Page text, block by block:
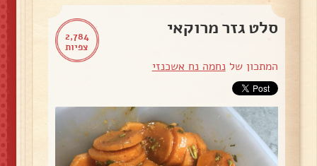
2,784
צפיות
סלט גזר מרוקאי
המתכון שלנחמה נח אשכנזי